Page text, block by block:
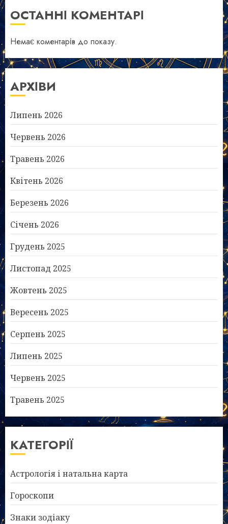
ОСТАННІ КОМЕНТАРІ
Немає коментарів до показу.
АРХІВИ
Липень 2026
Червень 2026
Травень 2026
Квітень 2026
Березень 2026
Січень 2026
Грудень 2025
Листопад 2025
Жовтень 2025
Вересень 2025
Серпень 2025
Липень 2025
Червень 2025
Травень 2025
КАТЕГОРІЇ
Астрологія і натальна карта
Гороскопи
Знаки зодіаку